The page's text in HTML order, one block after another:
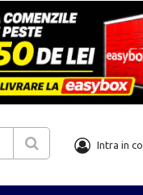
Intra in